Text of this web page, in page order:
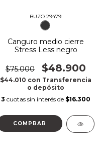
BUZO 29479:
Canguro medio cierre
Stress Less negro
$75.000 $48.900
$44.010 con Transferencia
o depósito
3 cuotas sin interés de $16.300
COMPRAR